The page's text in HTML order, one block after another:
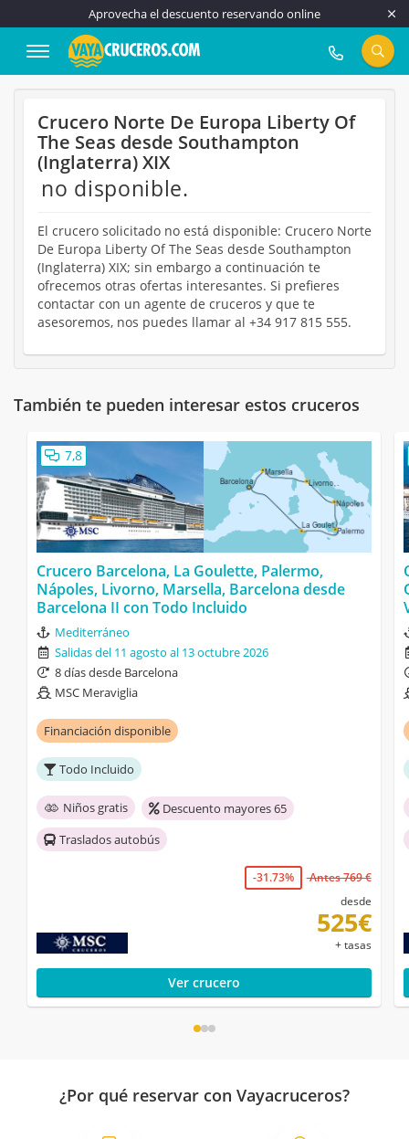
Aprovecha el descuento reservando online
917 815 555
Crucero Norte De Europa Liberty Of
The Seas desde Southampton
(Inglaterra) XIX
no disponible.
El crucero solicitado no está disponible: Crucero Norte
De Europa Liberty Of The Seas desde Southampton
(Inglaterra) XIX; sin embargo a continuación te
ofrecemos otras ofertas interesantes. Si prefieres
contactar con un agente de cruceros y que te
asesoremos, nos puedes llamar al +34 917 815 555.
También te pueden interesar estos cruceros
7,8
Crucero Barcelona, La Goulette, Palermo,
Nápoles, Livorno, Marsella, Barcelona desde
Barcelona II con Todo Incluido
Mediterráneo
Salidas del 11 agosto al 13 octubre 2026
8 días desde Barcelona
MSC Meraviglia
Financiación disponible
Todo Incluido
Niños gratis
Descuento mayores 65
Traslados autobús
-31.73%
Antes 769 €
desde
525€
+ tasas
Ver crucero
¿Por qué reservar con Vayacruceros?